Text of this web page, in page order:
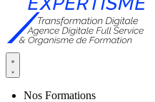
Nos Formations